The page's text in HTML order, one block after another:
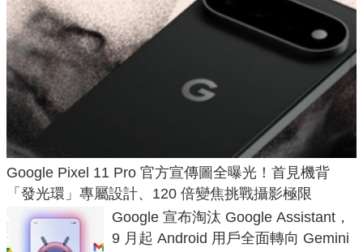
Google Pixel 11 Pro 官方宣傳圖全曝光！首見機背
「發光環」專屬設計、120 倍變焦挑戰攝影極限
Google 宣布淘汰 Google Assistant，
9 月起 Android 用戶全面轉向 Gemini